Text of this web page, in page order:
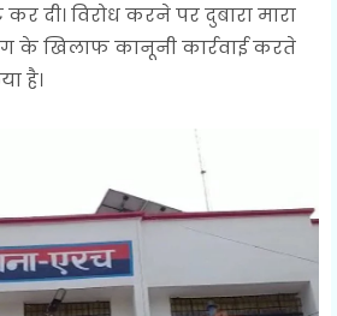
दी। विरोध करने पर दुबारा मारा
के खिलाफ कानूनी कार्रवाई करते
है।